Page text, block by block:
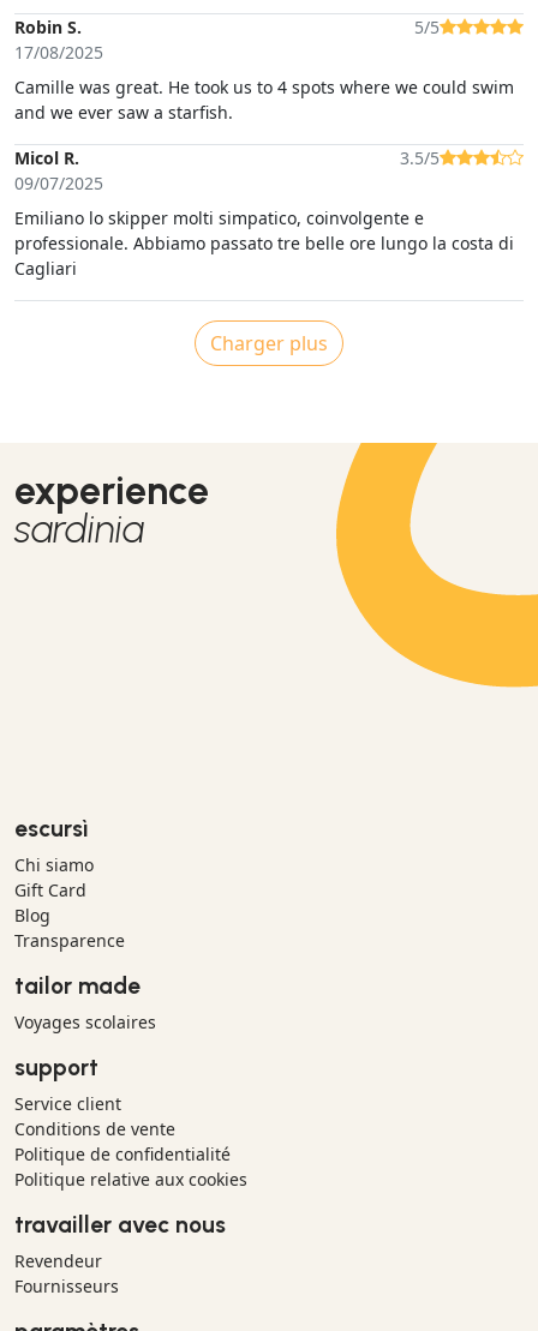
Robin S.
17/08/2025
5/5
Camille was great. He took us to 4 spots where we could swim
and we ever saw a starfish.
Micol R.
09/07/2025
3.5/5
Emiliano lo skipper molti simpatico, coinvolgente e
professionale. Abbiamo passato tre belle ore lungo la costa di
Cagliari
Charger plus
experience
sardinia
escursì
Chi siamo
Gift Card
Blog
Transparence
tailor made
Voyages scolaires
support
Service client
Conditions de vente
Politique de confidentialité
Politique relative aux cookies
travailler avec nous
Revendeur
Fournisseurs